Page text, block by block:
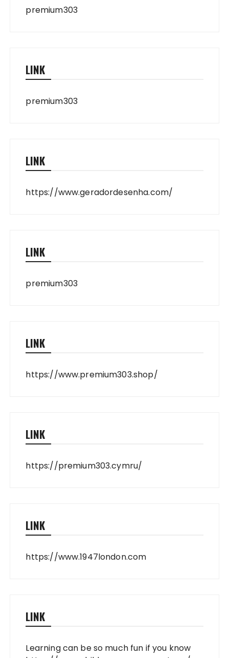
premium303
LINK
premium303
LINK
https://www.geradordesenha.com/
LINK
premium303
LINK
https://www.premium303.shop/
LINK
https://premium303.cymru/
LINK
https://www.1947london.com
LINK
Learning can be so much fun if you know